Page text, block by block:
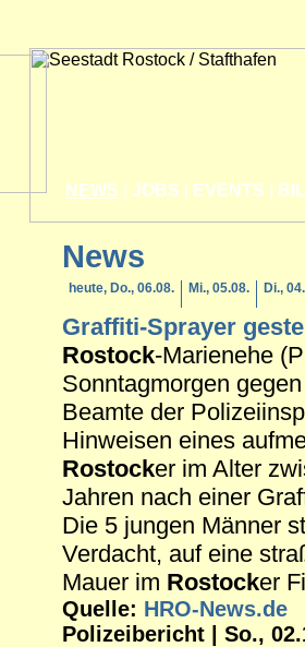
NEWS JOBS EVENTS
News
heute, Do., 06.08. Mi., 05.08. Di.,
Graffiti-Sprayer
Rostock-Marienehe
Sonntagmorgen
Beamte der
Hinweisen eines
Rostocker im Alter
Jahren nach einer
Die 5 jungen Männer
Verdacht, auf eine
Mauer im Rostocker
Quelle: HRO-News.de
Polizeibericht | So.,